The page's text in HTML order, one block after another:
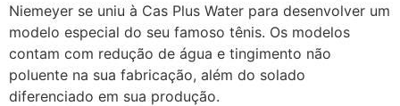
Niemeyer se uniu à Cas Plus Water para desenvolver um
modelo especial do seu famoso tênis. Os modelos
contam com redução de água e tingimento não
poluente na sua fabricação, além do solado
diferenciado em sua produção.